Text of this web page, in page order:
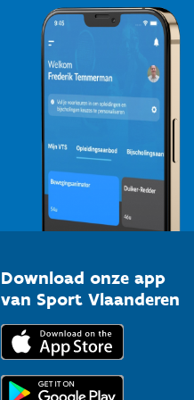
Download onze app
van Sport Vlaanderen